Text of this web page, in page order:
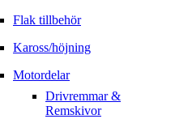
Flak tillbehör
Kaross/höjning
Motordelar
Drivremmar &
Remskivor